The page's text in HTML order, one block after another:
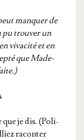
man­quer de
pu trou­ver un
viva­ci­té et en
que Made­
que je dis. (Poli­
racon­ter